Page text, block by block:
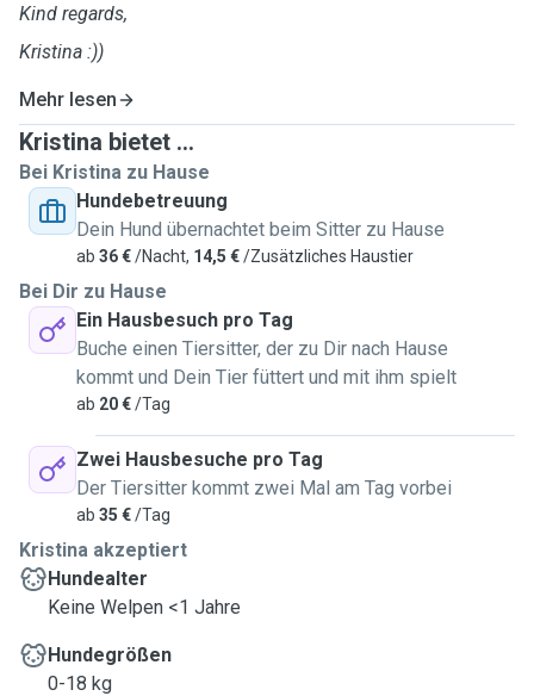
Kind regards,
Kristina :))
Mehr lesen
Kristina bietet ...
Bei Kristina zu Hause
Hundebetreuung
Dein Hund übernachtet beim Sitter zu Hause
ab 36 €/Nacht, 14,5 €/Zusätzliches Haustier
Bei Dir zu Hause
Ein Hausbesuch pro Tag
Buche einen Tiersitter, der zu Dir nach Hause
kommt und Dein Tier füttert und mit ihm spielt
ab 20 €/Tag
Zwei Hausbesuche pro Tag
Der Tiersitter kommt zwei Mal am Tag vorbei
ab 35 €/Tag
Kristina akzeptiert
Hundealter
Keine Welpen <1 Jahre
Hundegrößen
0-18 kg